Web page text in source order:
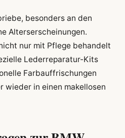
besonders an den
Alterserscheinungen.
nur mit Pflege behandelt
Lederreparatur-Kits
Farbauffrischungen
wieder in einen makellosen